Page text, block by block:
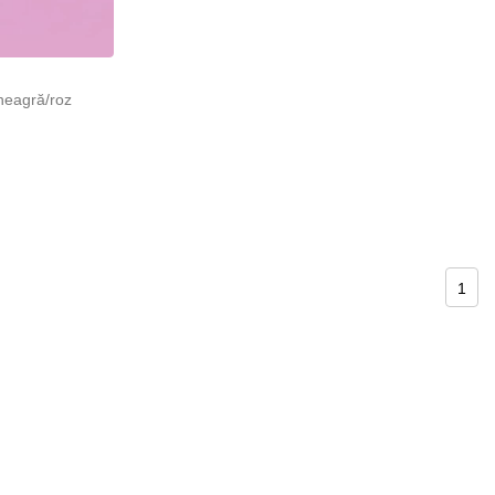
roz
1